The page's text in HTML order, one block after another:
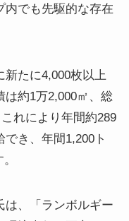
内でも先駆的な存在
たに4,000枚以上
は約1万2,000㎡、総
れにより年間約289
き、年間1,200ト
は、「ランボルギー